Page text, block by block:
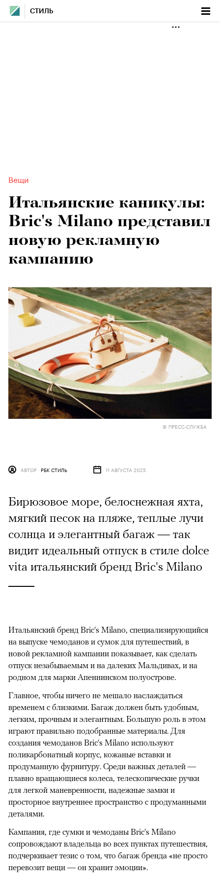
СТИЛЬ
Вещи
Итальянские каникулы:
Bric's Milano представил
новую рекламную
кампанию
© ПРЕСС-СЛУЖБА
АВТОР РБК СТИЛЬ 11 АВГУСТА 2025
Бирюзовое море, белоснежная яхта,
мягкий песок на пляже, теплые лучи
солнца и элегантный багаж — так
видит идеальный отпуск в стиле dolce
vita итальянский бренд Bric's Milano
Итальянский бренд Bric's Milano, специализирующийся
на выпуске чемоданов и сумок для путешествий, в
новой рекламной кампании показывает, как сделать
отпуск незабываемым и на далеких Мальдивах, и на
родном для марки Апеннинском полуострове.
Главное, чтобы ничего не мешало наслаждаться
временем с близкими. Багаж должен быть удобным,
легким, прочным и элегантным. Большую роль в этом
играют правильно подобранные материалы. Для
создания чемоданов Bric's Milano используют
поликарбонатный корпус, кожаные вставки и
продуманную фурнитуру. Среди важных деталей —
плавно вращающиеся колеса, телескопические ручки
для легкой маневренности, надежные замки и
просторное внутреннее пространство с продуманными
деталями.
Кампания, где сумки и чемоданы Bric's Milano
сопровождают владельца во всех пунктах путешествия,
подчеркивает тезис о том, что багаж бренда «не просто
перевозит вещи — он хранит эмоции».